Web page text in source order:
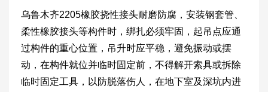
乌鲁木齐2205橡胶挠性接头耐磨防腐，安装钢套管、
柔性橡胶接头等构件时，绑扎必须牢固，起吊点应通
过构件的重心位置，吊升时应平稳，避免振动或摆
动，在构件就位并临时固定前，不得解开索具或拆除
临时固定工具，以防脱落伤人，在地下室及深坑内进